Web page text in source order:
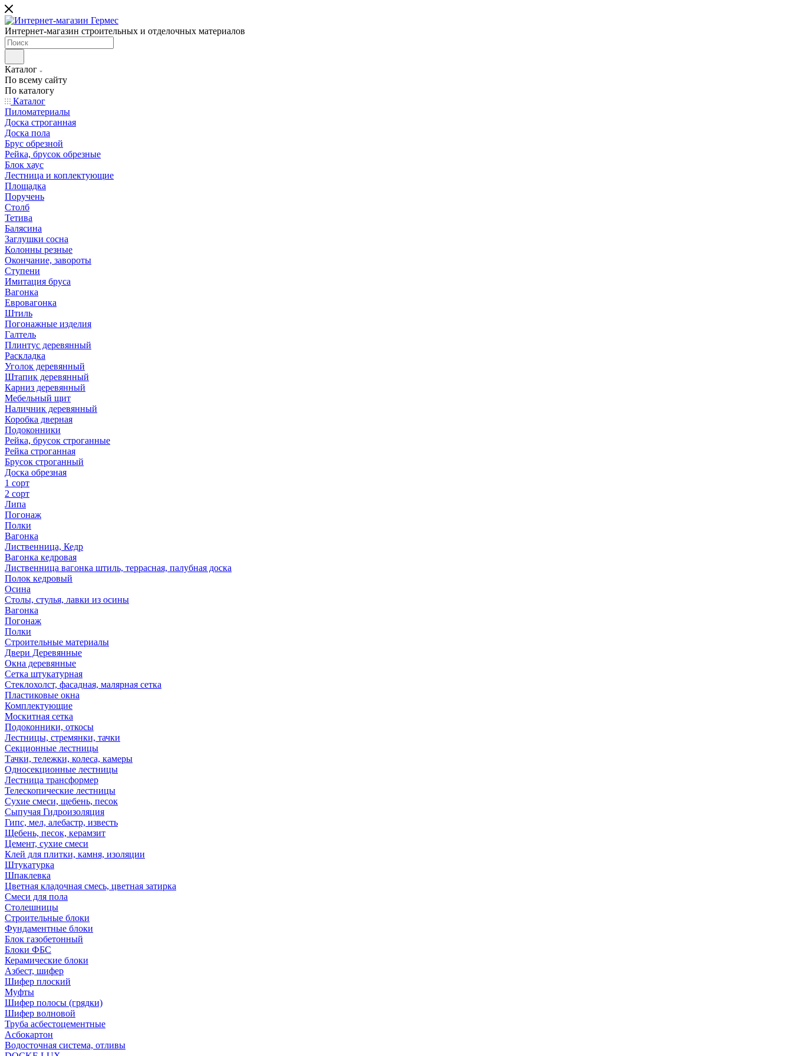
Интернет-магазин строительных и отделочных материалов
Каталог
По всему сайту
По каталогу
Каталог
Пиломатериалы
Доска строганная
Доска пола
Брус обрезной
Рейка, брусок обрезные
Блок хаус
Лестница и коплектующие
Площадка
Поручень
Столб
Тетива
Балясина
Заглушки сосна
Колонны резные
Окончание, завороты
Ступени
Имитация бруса
Вагонка
Евровагонка
Штиль
Погонажные изделия
Галтель
Плинтус деревянный
Раскладка
Уголок деревянный
Штапик деревянный
Карниз деревянный
Мебельный щит
Наличник деревянный
Коробка дверная
Подоконники
Рейка, брусок строганные
Рейка строганная
Брусок строганный
Доска обрезная
1 сорт
2 сорт
Липа
Погонаж
Полки
Вагонка
Лиственница, Кедр
Вагонка кедровая
Лиственница вагонка штиль, террасная, палубная доска
Полок кедровый
Осина
Столы, стулья, лавки из осины
Вагонка
Погонаж
Полки
Строительные материалы
Двери Деревянные
Окна деревянные
Сетка штукатурная
Стеклохолст, фасадная, малярная сетка
Пластиковые окна
Комплектующие
Москитная сетка
Подоконники, откосы
Лестницы, стремянки, тачки
Секционные лестницы
Тачки, тележки, колеса, камеры
Односекционные лестницы
Лестница трансформер
Телескопические лестницы
Сухие смеси, щебень, песок
Сыпучая Гидроизоляция
Гипс, мел, алебастр, известь
Щебень, песок, керамзит
Цемент, сухие смеси
Клей для плитки, камня, изоляции
Штукатурка
Шпаклевка
Цветная кладочная смесь, цветная затирка
Смеси для пола
Столешницы
Строительные блоки
Фундаментные блоки
Блок газобетонный
Блоки ФБС
Керамические блоки
Азбест, шифер
Шифер плоский
Муфты
Шифер полосы (грядки)
Шифер волновой
Труба асбестоцементные
Асбокартон
Водосточная система, отливы